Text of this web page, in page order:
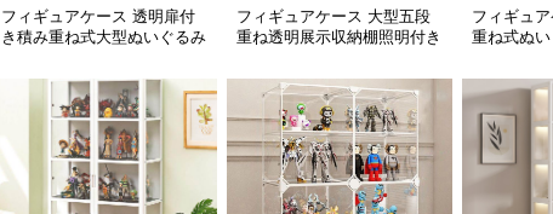
フィギュアケース 透明扉付
き積み重ね式大型ぬいぐるみ
フィギュアケース 大型五段
重ね透明展示収納棚照明付き
フィギュ
重ね式ぬ